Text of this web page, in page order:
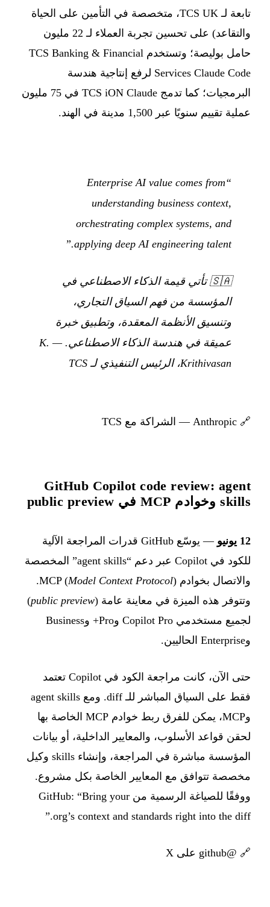
تابعة لـ TCS UK، متخصصة في التأمين على الحياة
والتقاعد) على تحسين تجربة العملاء لـ 22 مليون
حامل بوليصة؛ وتستخدم TCS Banking & Financial
Services Claude Code لرفع إنتاجية هندسة
البرمجيات؛ كما تدمج TCS iON Claude في 75 مليون
عملية تقييم سنويًا عبر 1,500 مدينة في الهند.
“Enterprise AI value comes from
understanding business context,
orchestrating complex systems, and
applying deep AI engineering talent.”
🇸🇦 تأتي قيمة الذكاء الاصطناعي في
المؤسسة من فهم السياق التجاري،
وتنسيق الأنظمة المعقدة، وتطبيق خبرة
عميقة في هندسة الذكاء الاصطناعي.
— K.
Krithivasan، الرئيس التنفيذي لـ TCS
🔗 Anthropic — الشراكة مع TCS
GitHub Copilot code review: agent
skills وخوادم MCP في public preview
12 يونيو
— يوسّع GitHub قدرات المراجعة الآلية
للكود في Copilot عبر دعم “agent skills” المخصصة
والاتصال بخوادم MCP ( Model Context Protocol
).
وتتوفر هذه الميزة في معاينة عامة (public preview
)
لجميع مستخدمي Copilot Pro وPro+ وBusiness
وEnterprise الحاليين.
حتى الآن، كانت مراجعة الكود في Copilot تعتمد
فقط على السياق المباشر للـ diff. ومع agent skills
وMCP، يمكن للفرق ربط خوادم MCP الخاصة بها
لحقن قواعد الأسلوب، والمعايير الداخلية، أو بيانات
المؤسسة مباشرة في المراجعة، وإنشاء skills وكيل
مخصصة تتوافق مع المعايير الخاصة بكل مشروع.
ووفقًا للصياغة الرسمية من GitHub: “Bring your
org’s context and standards right into the diff.”
🔗 @github على X